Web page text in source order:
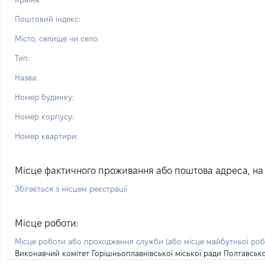
Поштовий індекс:
Місто, селище чи село:
Тип:
Назва:
Номер будинку:
Номер корпусу:
Номер квартири:
Місце фактичного проживання або поштова адреса, на
Збігається з місцем реєстрації
Місце роботи:
Місце роботи або проходження служби (або місце майбутньої
Виконавчий комітет Горішньоплавнівської міської ради